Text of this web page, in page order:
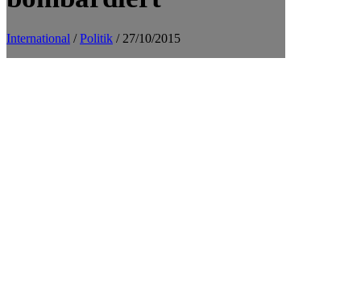
International /Politik / 27/10/2015